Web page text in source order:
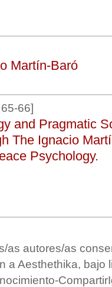
Martín-Baró
66]
and Pragmatic
The Ignacio
Psychology.
as autores/as
a Aesthethika, bajo